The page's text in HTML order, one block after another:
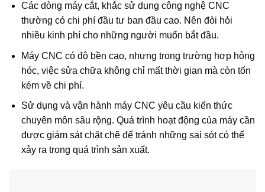
Các dòng máy cắt, khắc sử dụng công nghệ CNC
thường có chi phí đầu tư ban đầu cao. Nên đòi hỏi
nhiều kinh phí cho những người muốn bắt đầu.
Máy CNC có độ bền cao, nhưng trong trường hợp hỏng
hóc, việc sửa chữa không chỉ mất thời gian mà còn tốn
kém về chi phí.
Sử dụng và vận hành máy CNC yêu cầu kiến thức
chuyên môn sâu rộng. Quá trình hoạt động của máy cần
được giám sát chặt chẽ để tránh những sai sót có thể
xảy ra trong quá trình sản xuất.